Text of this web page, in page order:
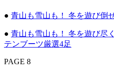
● 青山も雪山も！ 冬を遊び倒
● 青山も雪山も！ 冬を遊び尽
テンブーツ厳選4足
PAGE 8